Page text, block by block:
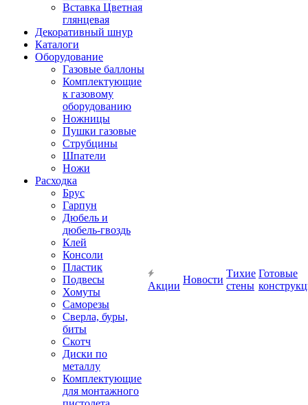
Вставка Цветная
глянцевая
Декоративный шнур
Каталоги
Оборудование
Газовые баллоны
Комплектующие
к газовому
оборудованию
Ножницы
Пушки газовые
Струбцины
Шпатели
Ножи
Расходка
Брус
Гарпун
Дюбель и
дюбель-гвоздь
Клей
Консоли
Пластик
Подвесы
Хомуты
Саморезы
Сверла, буры,
биты
Скотч
Диски по
металлу
Комплектующие
для монтажного
Акции
Новости
Тихие
стены
Готовые